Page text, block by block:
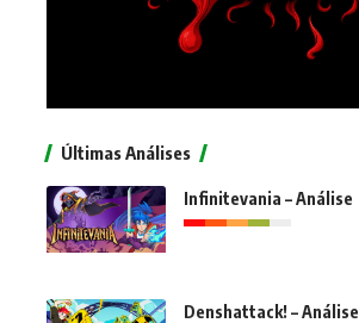
Últimas Análises
Infinitevania – Análise
Denshattack! – Análise